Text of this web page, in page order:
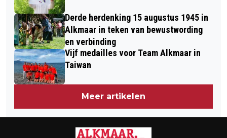
Derde herdenking 15 augustus 1945 in
Alkmaar in teken van bewustwording
en verbinding
Vijf medailles voor Team Alkmaar in
Taiwan
Meer artikelen